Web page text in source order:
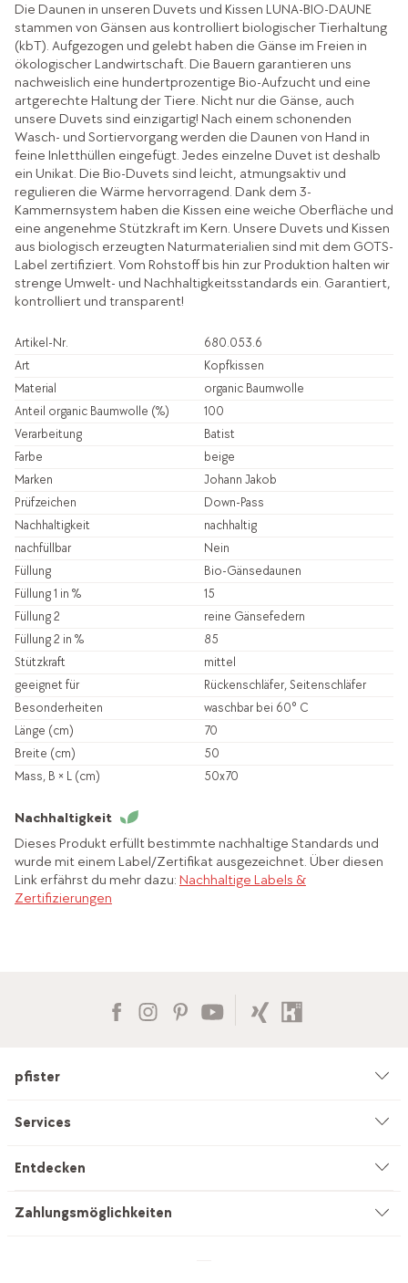
Die Daunen in unseren Duvets und Kissen LUNA-BIO-DAUNE
stammen von Gänsen aus kontrolliert biologischer Tierhaltung
(kbT). Aufgezogen und gelebt haben die Gänse im Freien in
ökologischer Landwirtschaft. Die Bauern garantieren uns
nachweislich eine hundertprozentige Bio-Aufzucht und eine
artgerechte Haltung der Tiere. Nicht nur die Gänse, auch
unsere Duvets sind einzigartig! Nach einem schonenden
Wasch- und Sortiervorgang werden die Daunen von Hand in
feine Inletthüllen eingefügt. Jedes einzelne Duvet ist deshalb
ein Unikat. Die Bio-Duvets sind leicht, atmungsaktiv und
regulieren die Wärme hervorragend. Dank dem 3-
Kammernsystem haben die Kissen eine weiche Oberfläche und
eine angenehme Stützkraft im Kern. Unsere Duvets und Kissen
aus biologisch erzeugten Naturmaterialien sind mit dem GOTS-
Label zertifiziert. Vom Rohstoff bis hin zur Produktion halten wir
strenge Umwelt- und Nachhaltigkeitsstandards ein. Garantiert,
kontrolliert und transparent!
Artikel-Nr.
680.053.6
Art
Kopfkissen
Material
organic Baumwolle
Anteil organic Baumwolle (%)
100
Verarbeitung
Batist
Farbe
beige
Marken
Johann Jakob
Prüfzeichen
Down-Pass
Nachhaltigkeit
nachhaltig
nachfüllbar
Nein
Füllung
Bio-Gänsedaunen
Füllung 1 in %
15
Füllung 2
reine Gänsefedern
Füllung 2 in %
85
Stützkraft
mittel
geeignet für
Rückenschläfer, Seitenschläfer
Besonderheiten
waschbar bei 60° C
Länge (cm)
70
Breite (cm)
50
Mass, B × L (cm)
50x70
Nachhaltigkeit
Dieses Produkt erfüllt bestimmte nachhaltige Standards und
wurde mit einem Label/Zertifikat ausgezeichnet. Über diesen
Link erfährst du mehr dazu: Nachhaltige Labels &
Zertifizierungen
pfister
Unternehmen
Services
Beratung
Entdecken
Küchenstudio
Zahlungsmöglichkeiten